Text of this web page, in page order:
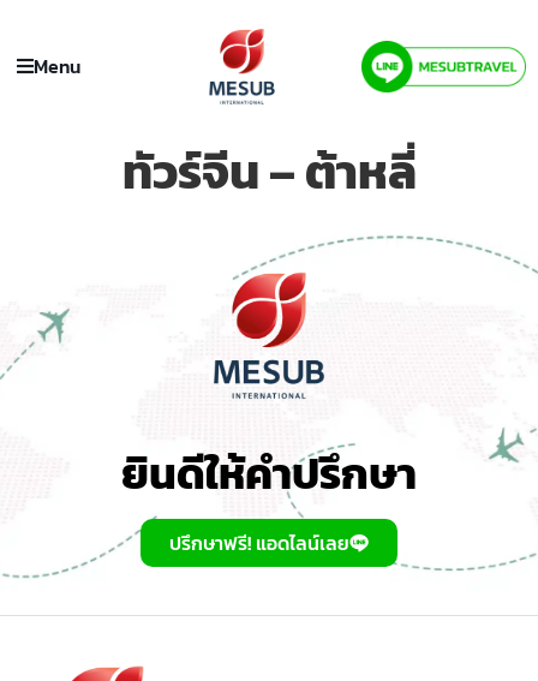
Menu
ทัวร์จีน – ต้าหลี่
ยินดีให้คำปรึกษา
ปรึกษาฟรี! แอดไลน์เลย